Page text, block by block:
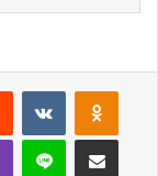
Reddit VKontakte
Viber Line E-Posta ile